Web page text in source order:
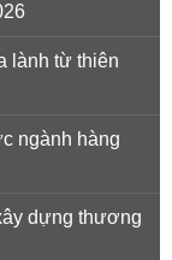
lành từ thiên
ngành hàng
dựng thương